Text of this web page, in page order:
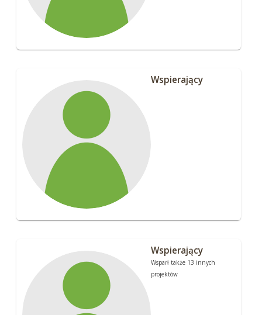
Wspierający
Wspierający
Wsparł także 13 innych
projektów